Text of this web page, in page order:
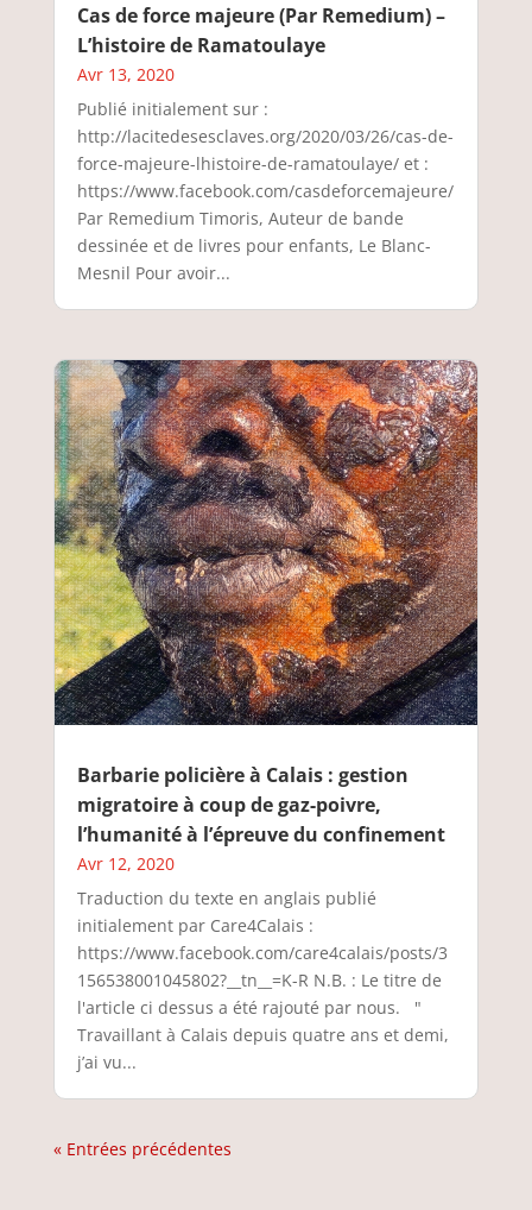
Cas de force majeure (Par Remedium) –
L’histoire de Ramatoulaye
Avr 13, 2020
Publié initialement sur :
http://lacitedesesclaves.org/2020/03/26/cas-de-
force-majeure-lhistoire-de-ramatoulaye/ et :
https://www.facebook.com/casdeforcemajeure/
Par Remedium Timoris, Auteur de bande
dessinée et de livres pour enfants, Le Blanc-
Mesnil Pour avoir...
Barbarie policière à Calais : gestion
migratoire à coup de gaz-poivre,
l’humanité à l’épreuve du confinement
Avr 12, 2020
Traduction du texte en anglais publié
initialement par Care4Calais :
https://www.facebook.com/care4calais/posts/3
156538001045802?__tn__=K-R N.B. : Le titre de
l'article ci dessus a été rajouté par nous. "
Travaillant à Calais depuis quatre ans et demi,
j’ai vu...
« Entrées précédentes